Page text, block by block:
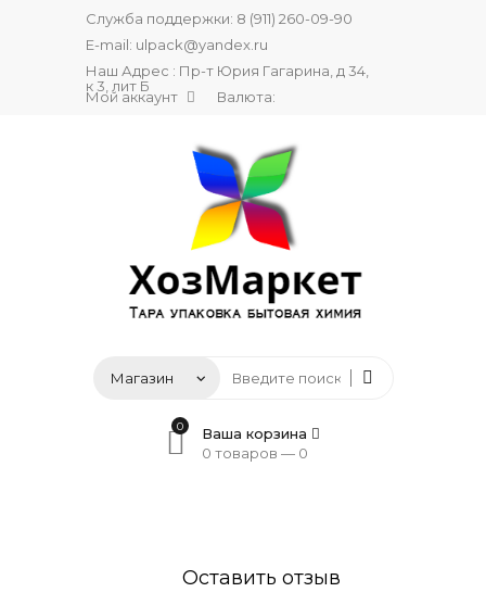
Служба поддержки: 8 (911) 260-09-90
E-mail: ulpack@yandex.ru
Наш Адрес : Пр-т Юрия Гагарина, д 34,
к 3, лит Б
Мой аккаунт Валюта:
0
Ваша корзина
0 товаров — 0
Оставить отзыв